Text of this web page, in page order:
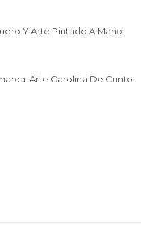
Y Arte Pintado A Mano.
Arte Carolina De Cunto